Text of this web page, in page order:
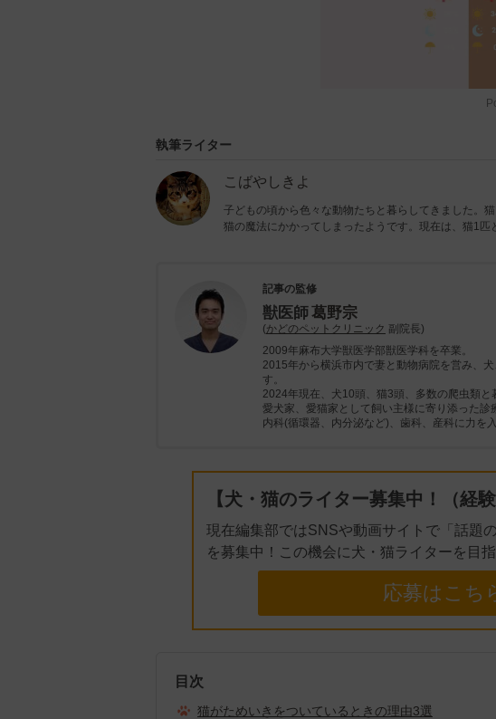
執筆ライター
こばやしきよ
子どもの頃から色々な動物たちと暮らしてきました。
猫の魔法にかかってしまったようです。現在は、猫1匹
記事の監修
獣医師葛野宗
(かどのペットクリニック 副院長)
2009年麻布大学獣医学部獣医学科を卒業。
2015年から横浜市内で妻と動物病院を営み、
す。
2024年現在、犬10頭、猫3頭、多数の爬虫類と
愛犬家、愛猫家として飼い主様に寄り添った診
内科(循環器、内分泌など)、歯科、産科に力を
【犬・猫のライター募集中！（経験
現在編集部ではSNSや動画サイトで「話題
を募集中！この機会に犬・猫ライターを目
応募はこち
目次
猫がためいきをついているときの理由3選